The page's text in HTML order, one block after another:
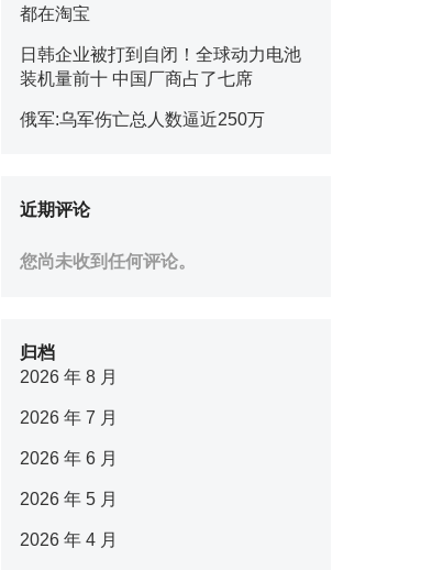
都在淘宝
日韩企业被打到自闭！全球动力电池
装机量前十 中国厂商占了七席
俄军:乌军伤亡总人数逼近250万
近期评论
您尚未收到任何评论。
归档
2026 年 8 月
2026 年 7 月
2026 年 6 月
2026 年 5 月
2026 年 4 月